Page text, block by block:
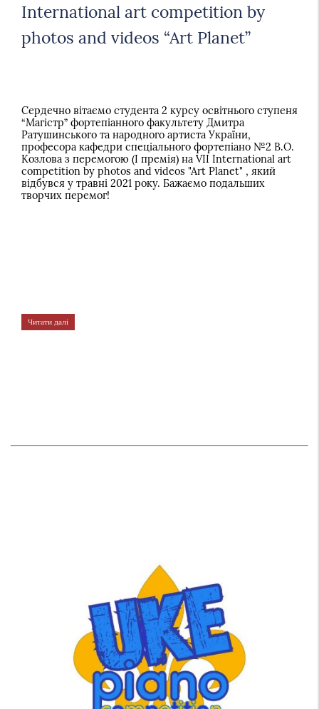
International art competition by
photos and videos “Art Planet”
Сердечно вітаємо студента 2 курсу освітнього ступеня
“Магістр” фортепіанного факультету Дмитра
Ратушинського та народного артиста України,
професора кафедри спеціального фортепіано №2 В.О.
Козлова з перемогою (І премія) на VII International art
competition by photos and videos "Art Planet" , який
відбувся у травні 2021 року. Бажаємо подальших
творчих перемог!
Читати далі